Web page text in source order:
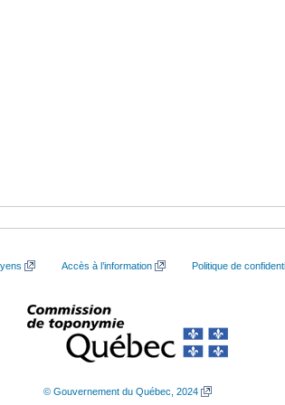
Accès à l’information Politique de
© Gouvernement du Québec, 2024